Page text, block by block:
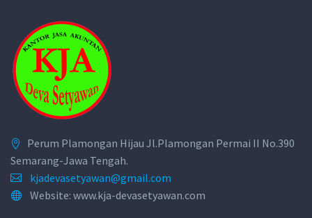
Perum Plamongan Hijau Jl.Plamongan Permai II No.390
Semarang-Jawa Tengah.
kjadevasetyawan@gmail.com
Website: www.kja-devasetyawan.com